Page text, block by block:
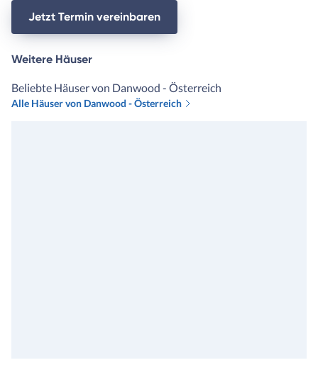
Jetzt Termin vereinbaren
Weitere Häuser
Beliebte Häuser von Danwood - Österreich
Alle Häuser von Danwood - Österreich